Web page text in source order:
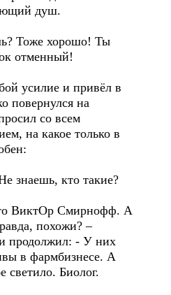
душ.
Тоже хорошо! Ты
отменный!
усилие и привёл в
повернулся на
со всем
на какое только в
знаешь, кто такие?
ВиктОр Смирнофф. А
похожи? –
продолжил: - У них
в фармбизнесе. А
светило. Биолог.